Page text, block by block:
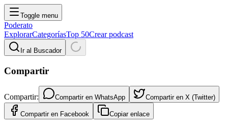
Toggle menu
Poderato
ExplorarCategoríasTop 50Crear podcast
Ir al Buscador
Compartir
Compartir: Compartir en WhatsApp Compartir en X (Twitter)
Compartir en Facebook Copiar enlace